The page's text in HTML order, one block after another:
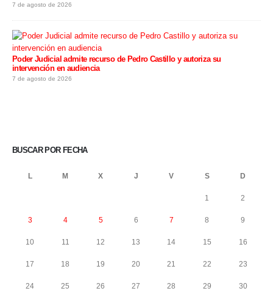
7 de agosto de 2026
Poder Judicial admite recurso de Pedro Castillo y autoriza su
intervención en audiencia
7 de agosto de 2026
BUSCAR POR FECHA
L M X J V S D
1 2
3 4 5 6 7 8 9
10 11 12 13 14 15 16
17 18 19 20 21 22 23
24 25 26 27 28 29 30